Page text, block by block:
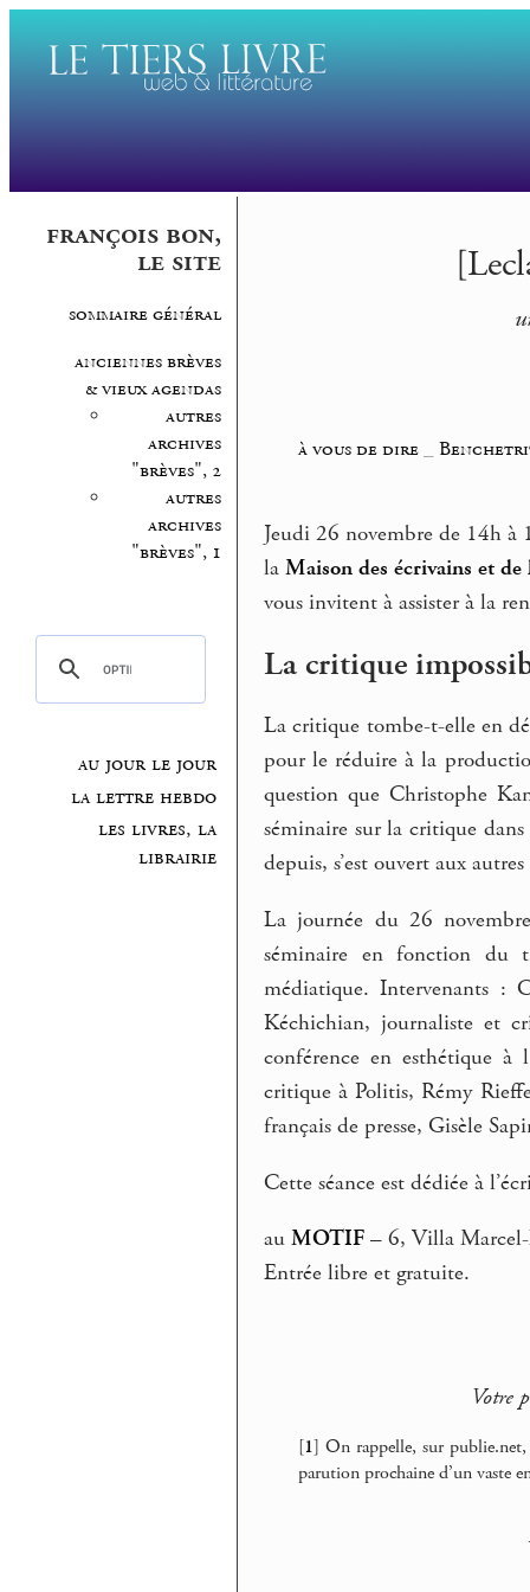
françois bon,
le site
sommaire général
anciennes brèves
& vieux agendas
autres
archives
"brèves", 2
autres
archives
"brèves", 1
au jour le jour
la lettre hebdo
les livres, la
librairie
à vous de dire_
Jeudi 26 novembre de 14h à
laMaison des écrivains et
vous invitent à assister à la
La critique
La critique tombe-t-elle en
pour le réduire à la
question que Christophe
séminaire sur la critique
depuis, s’est ouvert aux
La journée du 26
séminaire en fonction du
médiatique. Intervenants :
Kéchichian, journaliste et
conférence en esthétique à
critique à Politis, Rémy
français de presse, Gisèle
Cette séance est dédiée à
auMOTIF – 6, Villa Marcel-
Entrée libre et gratuite.
Votre
[1] On rappelle, sur
parution prochaine d’un vaste